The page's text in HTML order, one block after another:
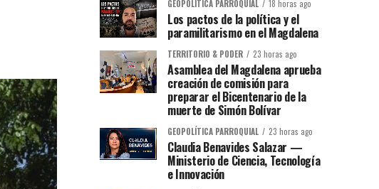
GEOPOLÍTICA PARROQUIAL 18 horas ago
Los pactos de la política y el
paramilitarismo en el Magdalena
TERRITORIO & PODER 23 horas ago
Asamblea del Magdalena aprueba
creación de comisión para
preparar el Bicentenario de la
muerte de Simón Bolívar
GEOPOLÍTICA PARROQUIAL 23 horas ago
Claudia Benavides Salazar —
Ministerio de Ciencia, Tecnología
e Innovación